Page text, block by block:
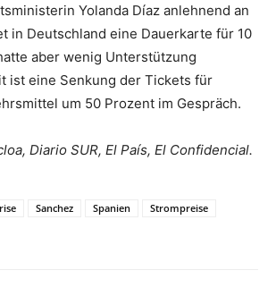
Yolanda Díaz anlehnend an
in Deutschland eine Dauerkarte für 10
aber wenig Unterstützung
ist eine Senkung der Tickets für
um 50 Prozent im Gespräch.
Diario SUR, El País, El Confidencial.
Sanchez Spanien
Strompreise